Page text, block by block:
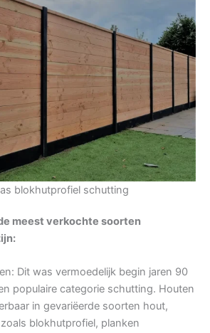
blokhutprofiel schutting
meest verkochte soorten
Dit was vermoedelijk begin jaren 90
populaire categorie schutting. Houten
in gevariëerde soorten hout,
blokhutprofiel, planken